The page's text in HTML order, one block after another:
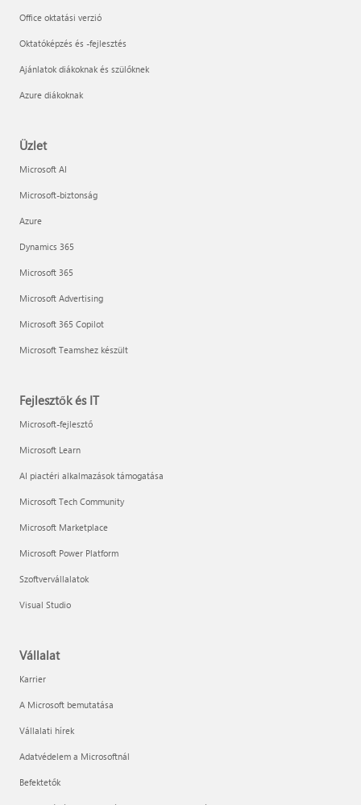
Office oktatási verzió
Oktatóképzés és -fejlesztés
Ajánlatok diákoknak és szülőknek
Azure diákoknak
Üzlet
Microsoft AI
Microsoft-biztonság
Azure
Dynamics 365
Microsoft 365
Microsoft Advertising
Microsoft 365 Copilot
Microsoft Teamshez készült
Fejlesztők és IT
Microsoft-fejlesztő
Microsoft Learn
AI piactéri alkalmazások támogatása
Microsoft Tech Community
Microsoft Marketplace
Microsoft Power Platform
Szoftvervállalatok
Visual Studio
Vállalat
Karrier
A Microsoft bemutatása
Vállalati hírek
Adatvédelem a Microsoftnál
Befektetők